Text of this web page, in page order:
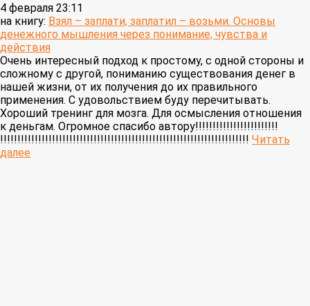
4 февраля 23:11
на книгу: Взял – заплати, заплатил – возьми. Основы
денежного мышления через понимание, чувства и
действия
Очень интересный подход к простому, с одной стороны и
сложному с другой, пониманию существования денег в
нашей жизни, от их получения до их правильного
применения. С удовольствием буду перечитывать.
Хороший тренинг для мозга. Для осмысления отношения
к деньгам. Огромное спасибо автору!!!!!!!!!!!!!!!!!!!!!!!!
!!!!!!!!!!!!!!!!!!!!!!!!!!!!!!!!!!!!!!!!!!!!!!!!!!!!!!!!!!!!!!!!!!!!!!!! Читать
далее